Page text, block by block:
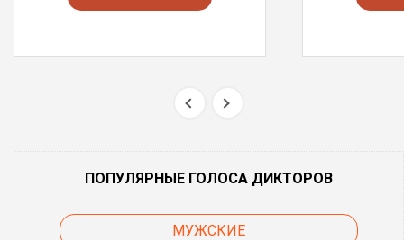
ПОПУЛЯРНЫЕ ГОЛОСА ДИКТОРОВ
МУЖСКИЕ